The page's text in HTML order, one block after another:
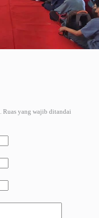
Ruas yang wajib ditandai